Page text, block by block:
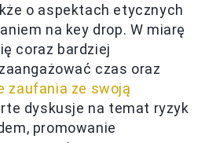
o aspektach etycznych
na key drop. W miarę
coraz bardziej
czas oraz
zaufania ze swoją
dyskusje na temat ryzyk
promowanie